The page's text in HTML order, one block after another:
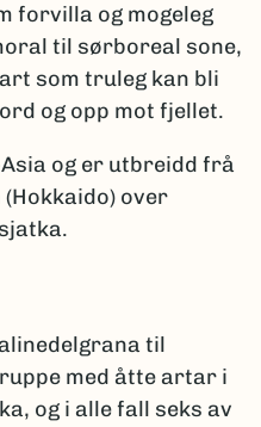
forvilla og mogeleg
til sørboreal sone,
som truleg kan bli
og opp mot fjellet.
og er utbreidd frå
over
til
med åtte artar i
og i alle fall seks av